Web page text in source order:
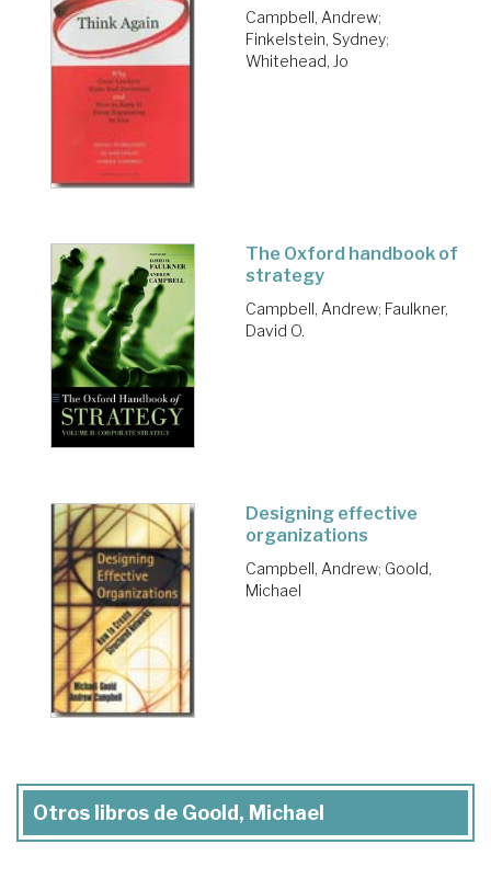
Campbell, Andrew;
Finkelstein, Sydney;
Whitehead, Jo
The Oxford handbook of
strategy
Campbell, Andrew; Faulkner,
David O.
Designing effective
organizations
Campbell, Andrew; Goold,
Michael
Otros libros de Goold, Michael